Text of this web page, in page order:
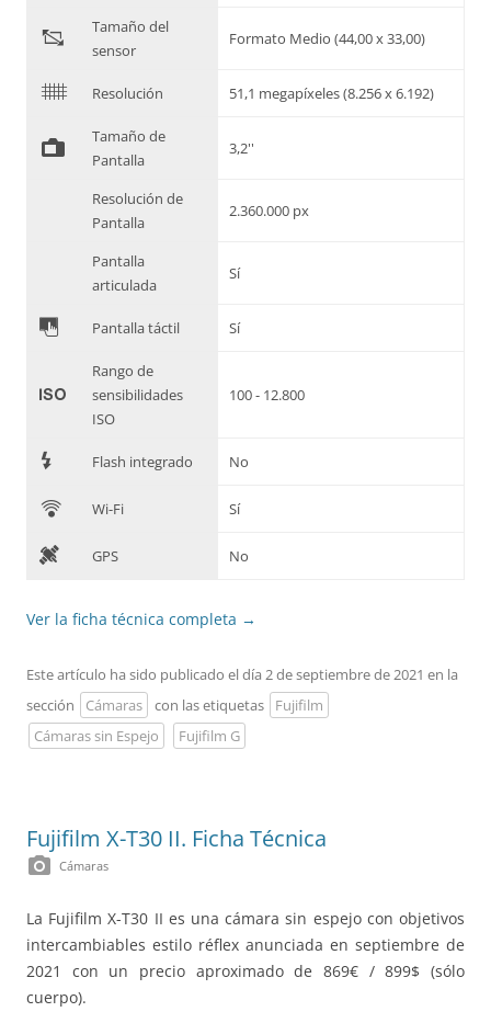
"
Tamaño del
sensor
Formato Medio (44,00 x 33,00)
$ Resolución 51,1 megapíxeles (8.256 x 6.192)
%
Tamaño de
Pantalla
3,2''
Resolución de
Pantalla
2.360.000 px
Pantalla
articulada
Sí
& Pantalla táctil Sí
'
Rango de
sensibilidades
ISO
100 - 12.800
7 Flash integrado No
C Wi-Fi Sí
D GPS No
Ver la ficha técnica completa →
Este artículo ha sido publicado el día 2 de septiembre de 2021 en la
sección
Cámaras con las etiquetas
Fujifilm
Cámaras sin Espejo
Fujifilm G
Fujifilm X-T30 II. Ficha Técnica
photo_camera Cámaras
La Fujifilm X-T30 II es una cámara sin espejo con objetivos
intercambiables estilo réflex anunciada en septiembre de
2021 con un precio aproximado de 869€ / 899$ (sólo
cuerpo).